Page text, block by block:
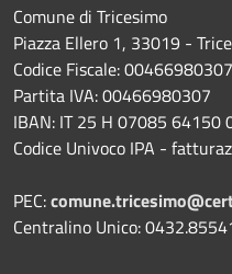
Comune di Tricesimo
Piazza Ellero 1, 33019 -
Codice Fiscale: 00466980307
Partita IVA: 00466980307
IBAN: IT 25 H 07085 64150
Codice Univoco IPA -
PEC:
Centralino Unico: